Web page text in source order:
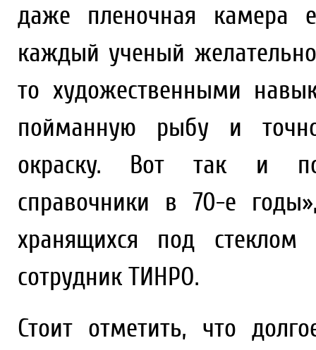
даже пленочная камера
каждый ученый
то художественными
пойманную рыбу и
окраску. Вот так и
справочники в 70-е
хранящихся под
сотрудник ТИНРО.
Стоит отметить, что